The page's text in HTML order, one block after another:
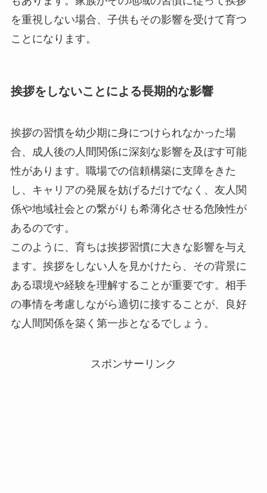
を重視しない場合、子供もその影響を受けて育つ
ことになります。
挨拶をしないことによる長期的な影響
挨拶の習慣を幼少期に身につけられなかった場
合、成人後の人間関係に深刻な影響を及ぼす可能
性があります。職場での信頼構築に支障をきた
し、キャリアの発展を妨げるだけでなく、友人関
係や地域社会との繋がりも希薄化させる危険性が
あるのです。
このように、育ちは挨拶習慣に大きな影響を与え
ます。挨拶をしない人を見かけたら、その背景に
ある環境や経験を理解することが重要です。相手
の事情を考慮しながら適切に接することが、良好
な人間関係を築く第一歩となるでしょう。
スポンサーリンク